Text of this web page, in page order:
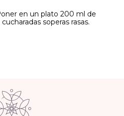
en un plato 200 ml de
soperas rasas.